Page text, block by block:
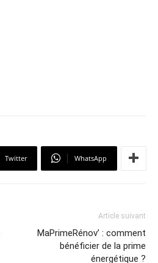
Twitter WhatsApp
Article suivant
MaPrimeRénov’ : comment
bénéficier de la prime
énergétique ?